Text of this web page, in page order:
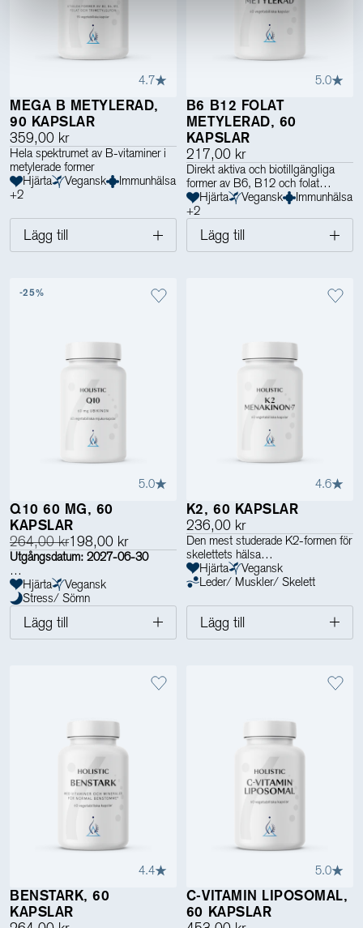
4.7
MEGA B METYLERAD,
90 KAPSLAR
359,00 kr
Hela spektrumet av B-vitaminer i
metylerade former
Hjärta
Vegansk
Immunhälsa
+2
Lägg till
5.0
B6 B12 FOLAT
METYLERAD, 60
KAPSLAR
217,00 kr
Direkt aktiva och biotillgängliga
former av B6, B12 och folat
Hjärta
Vegansk
Immunhälsa
+2
Lägg till
-25%
5.0
Q10 60 MG, 60
KAPSLAR
264,00 kr198,00 kr
Utgångsdatum: 2027-06-30
60 mg Q10 från Kaneka för energi
på cellnivå
Hjärta
Vegansk
Stress/ Sömn
Lägg till
4.6
K2, 60 KAPSLAR
236,00 kr
Den mest studerade K2-formen för
skelettets hälsa
Hjärta
Vegansk
Leder/ Muskler/ Skelett
Lägg till
4.4
BENSTARK, 60
KAPSLAR
5.0
C-VITAMIN LIPOSOMAL,
60 KAPSLAR